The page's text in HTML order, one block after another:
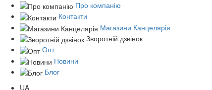
Про компанію
Контакти
Магазини Канцелярія
Зворотній дзвінок
Опт
Новини
Блог
UA